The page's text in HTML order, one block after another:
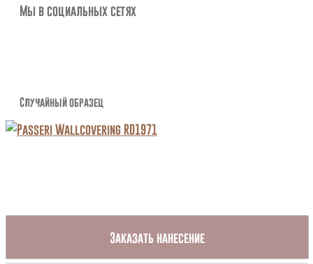
Мы в социальных сетях
Случайный образец
Заказать нанесение